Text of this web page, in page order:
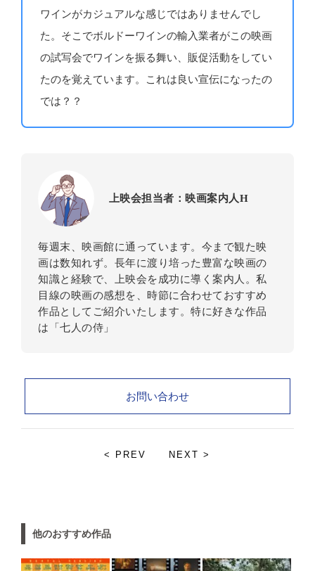
ワインがカジュアルな感じではありませんでし
た。そこでボルドーワインの輸入業者がこの映画
の試写会でワインを振る舞い、販促活動をしてい
たのを覚えています。これは良い宣伝になったの
では？？
上映会担当者：映画案内人H
毎週末、映画館に通っています。今まで観た映
画は数知れず。長年に渡り培った豊富な映画の
知識と経験で、上映会を成功に導く案内人。私
目線の映画の感想を、時節に合わせておすすめ
作品としてご紹介いたします。特に好きな作品
は「七人の侍」
お問い合わせ
< PREV NEXT >
他のおすすめ作品